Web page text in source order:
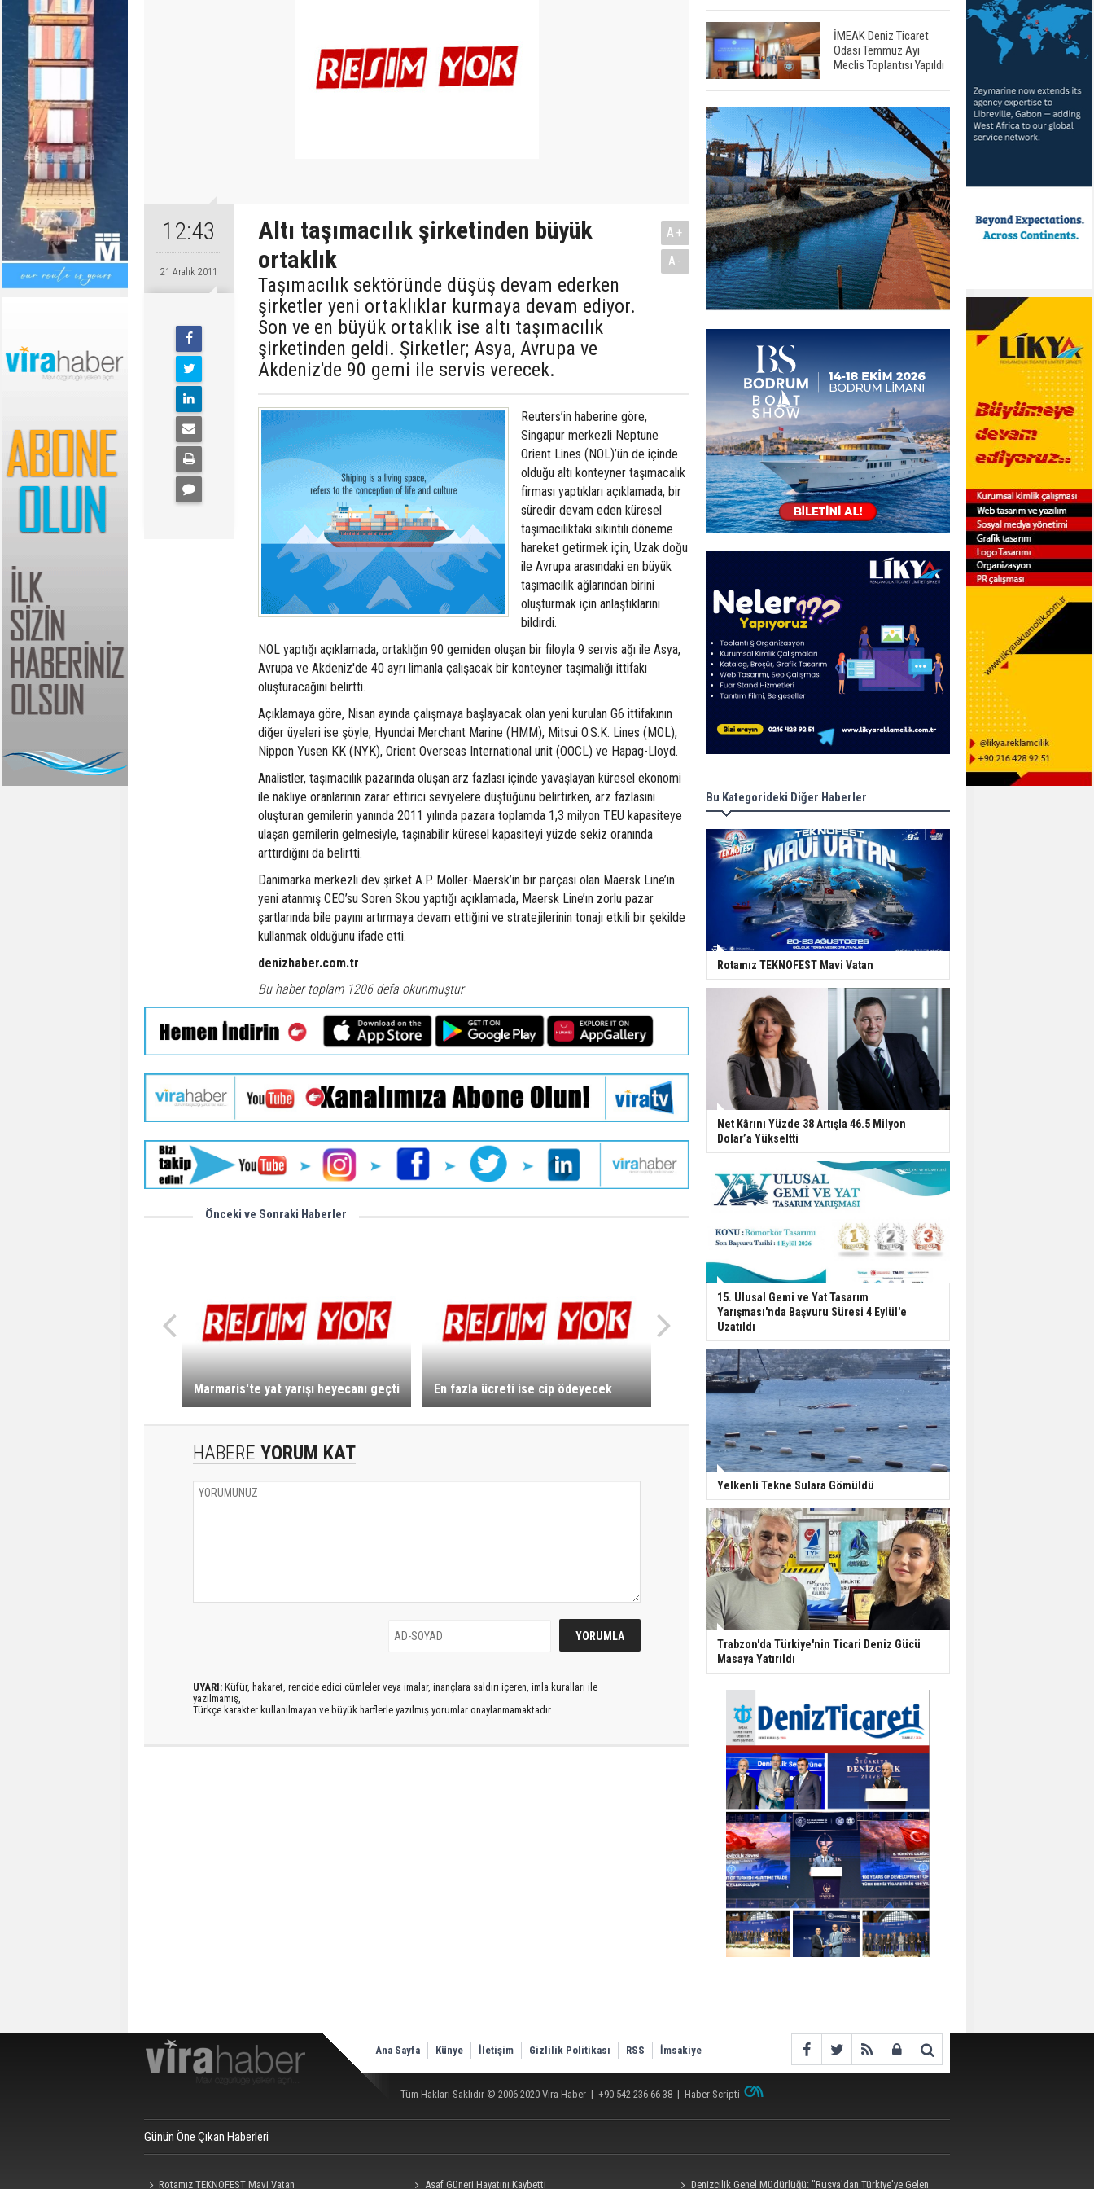
12:43
21 Aralık 2011
Altı taşımacılık şirketinden büyük
ortaklık
Taşımacılık sektöründe düşüş devam ederken
şirketler yeni ortaklıklar kurmaya devam ediyor.
Son ve en büyük ortaklık ise altı taşımacılık
şirketinden geldi. Şirketler; Asya, Avrupa ve
Akdeniz'de 90 gemi ile servis verecek.
A+
A-
Reuters’in haberine göre,
Singapur merkezli Neptune
Orient Lines (NOL)’ün de içinde
olduğu altı konteyner taşımacalık
firması yaptıkları açıklamada, bir
süredir devam eden küresel
taşımacılıktaki sıkıntılı döneme
hareket getirmek için, Uzak doğu
ile Avrupa arasındaki en büyük
taşımacılık ağlarından birini
oluşturmak için anlaştıklarını
bildirdi.
NOL yaptığı açıklamada, ortaklığın 90 gemiden oluşan bir filoyla 9 servis ağı ile Asya,
Avrupa ve Akdeniz'de 40 ayrı limanla çalışacak bir konteyner taşımalığı ittifakı
oluşturacağını belirtti.
Açıklamaya göre, Nisan ayında çalışmaya başlayacak olan yeni kurulan G6 ittifakının
diğer üyeleri ise şöyle; Hyundai Merchant Marine (HMM), Mitsui O.S.K. Lines (MOL),
Nippon Yusen KK (NYK), Orient Overseas International unit (OOCL) ve Hapag-Lloyd.
Analistler, taşımacılık pazarında oluşan arz fazlası içinde yavaşlayan küresel ekonomi
ile nakliye oranlarının zarar ettirici seviyelere düştüğünü belirtirken, arz fazlasını
oluşturan gemilerin yanında 2011 yılında pazara toplamda 1,3 milyon TEU kapasiteye
ulaşan gemilerin gelmesiyle, taşınabilir küresel kapasiteyi yüzde sekiz oranında
arttırdığını da belirtti.
Danimarka merkezli dev şirket A.P. Moller-Maersk’in bir parçası olan Maersk Line’ın
yeni atanmış CEO’su Soren Skou yaptığı açıklamada, Maersk Line’ın zorlu pazar
şartlarında bile payını artırmaya devam ettiğini ve stratejilerinin tonajı etkili bir şekilde
kullanmak olduğunu ifade etti.
denizhaber.com.tr
Bu haber toplam 1206 defa okunmuştur
Önceki ve Sonraki Haberler
Marmaris'te yat yarışı heyecanı geçti En fazla ücreti ise cip ödeyecek
HABERE YORUM KAT
UYARI: Küfür, hakaret, rencide edici cümleler veya imalar, inançlara saldırı içeren, imla kuralları ile
yazılmamış,
Türkçe karakter kullanılmayan ve büyük harflerle yazılmış yorumlar onaylanmamaktadır.
İMEAK Deniz Ticaret
Odası Temmuz Ayı
Meclis Toplantısı Yapıldı
Bu Kategorideki Diğer Haberler
Rotamız TEKNOFEST Mavi Vatan
Net Kârını Yüzde 38 Artışla 46.5 Milyon
Dolar’a Yükseltti
15. Ulusal Gemi ve Yat Tasarım
Yarışması'nda Başvuru Süresi 4 Eylül'e
Uzatıldı
Yelkenli Tekne Sulara Gömüldü
Trabzon'da Türkiye'nin Ticari Deniz Gücü
Masaya Yatırıldı
Ana Sayfa Künye İletişim Gizlilik Politikası RSS İmsakiye
Tüm Hakları Saklıdır © 2006-2020 Vira Haber | +90 542 236 66 38 | Haber Scripti
Günün Öne Çıkan Haberleri
Rotamız TEKNOFEST Mavi Vatan Asaf Güneri Hayatını Kaybetti Denizcilik Genel Müdürlüğü: "Rusya'dan Türkiye'ye Gelen